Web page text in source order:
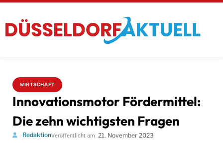
WIRTSCHAFT
Innovationsmotor Fördermittel:
Die zehn wichtigsten Fragen
RedaktionVeröffentlicht am 21. November 2023